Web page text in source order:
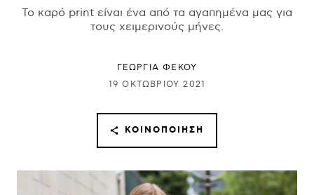
Το καρό print είναι ένα από τα αγαπημένα μας για
τους χειμερινούς μήνες.
ΓΕΩΡΓΙΑ ΦΕΚΟΥ
19 ΟΚΤΩΒΡΊΟΥ 2021
ΚΟΙΝΟΠΟΊΗΣΗ